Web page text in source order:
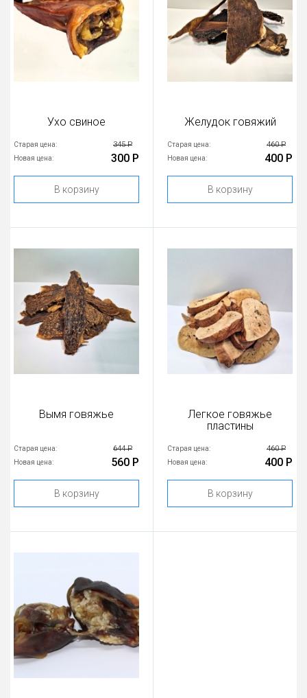
Ухо свиное
Старая цена: 345 Р
Новая цена: 300 Р
В корзину
Желудок говяжий
Старая цена: 460 Р
Новая цена: 400 Р
В корзину
Вымя говяжье
Старая цена: 644 Р
Новая цена: 560 Р
В корзину
Легкое говяжье
пластины
Старая цена: 460 Р
Новая цена: 400 Р
В корзину